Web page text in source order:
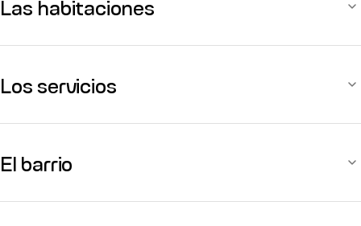
Las habitaciones
Los servicios
El barrio